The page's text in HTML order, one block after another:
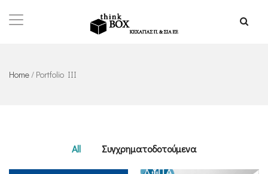
Home/ Portfolio III
All Συγχρηματοδοτούμενα